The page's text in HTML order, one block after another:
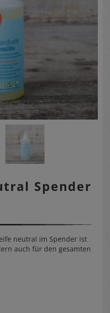
Spender
neutral im Spender ist
auch für den gesamten